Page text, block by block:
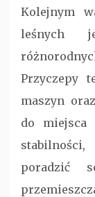
Kolejnym
leśnych
Przyczepy
maszyn
do miejsca
poradzić